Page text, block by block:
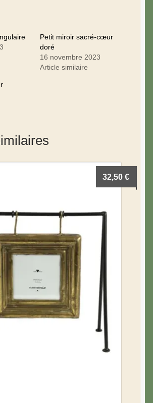
Petit miroir sacré-cœur
doré
16 novembre 2023
Article similaire
32,50€